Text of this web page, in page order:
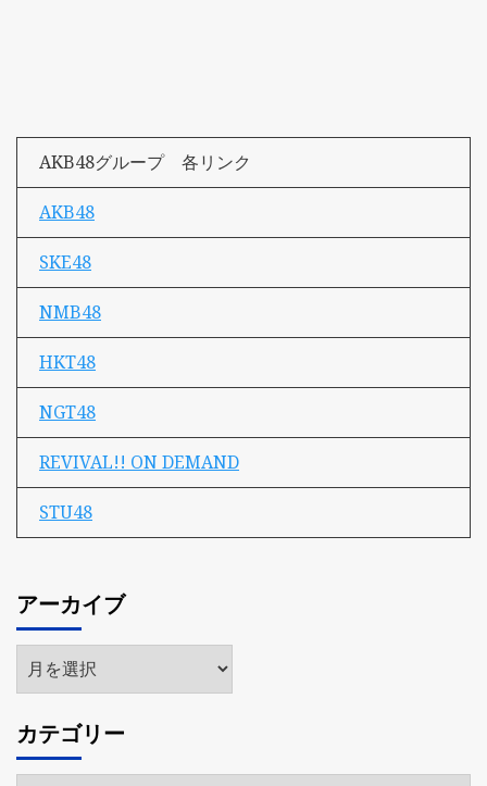
AKB48グループ 各リンク
AKB48
SKE48
NMB48
HKT48
NGT48
REVIVAL!! ON DEMAND
STU48
アーカイブ
ア
ー
イ
ブ
カテゴリー